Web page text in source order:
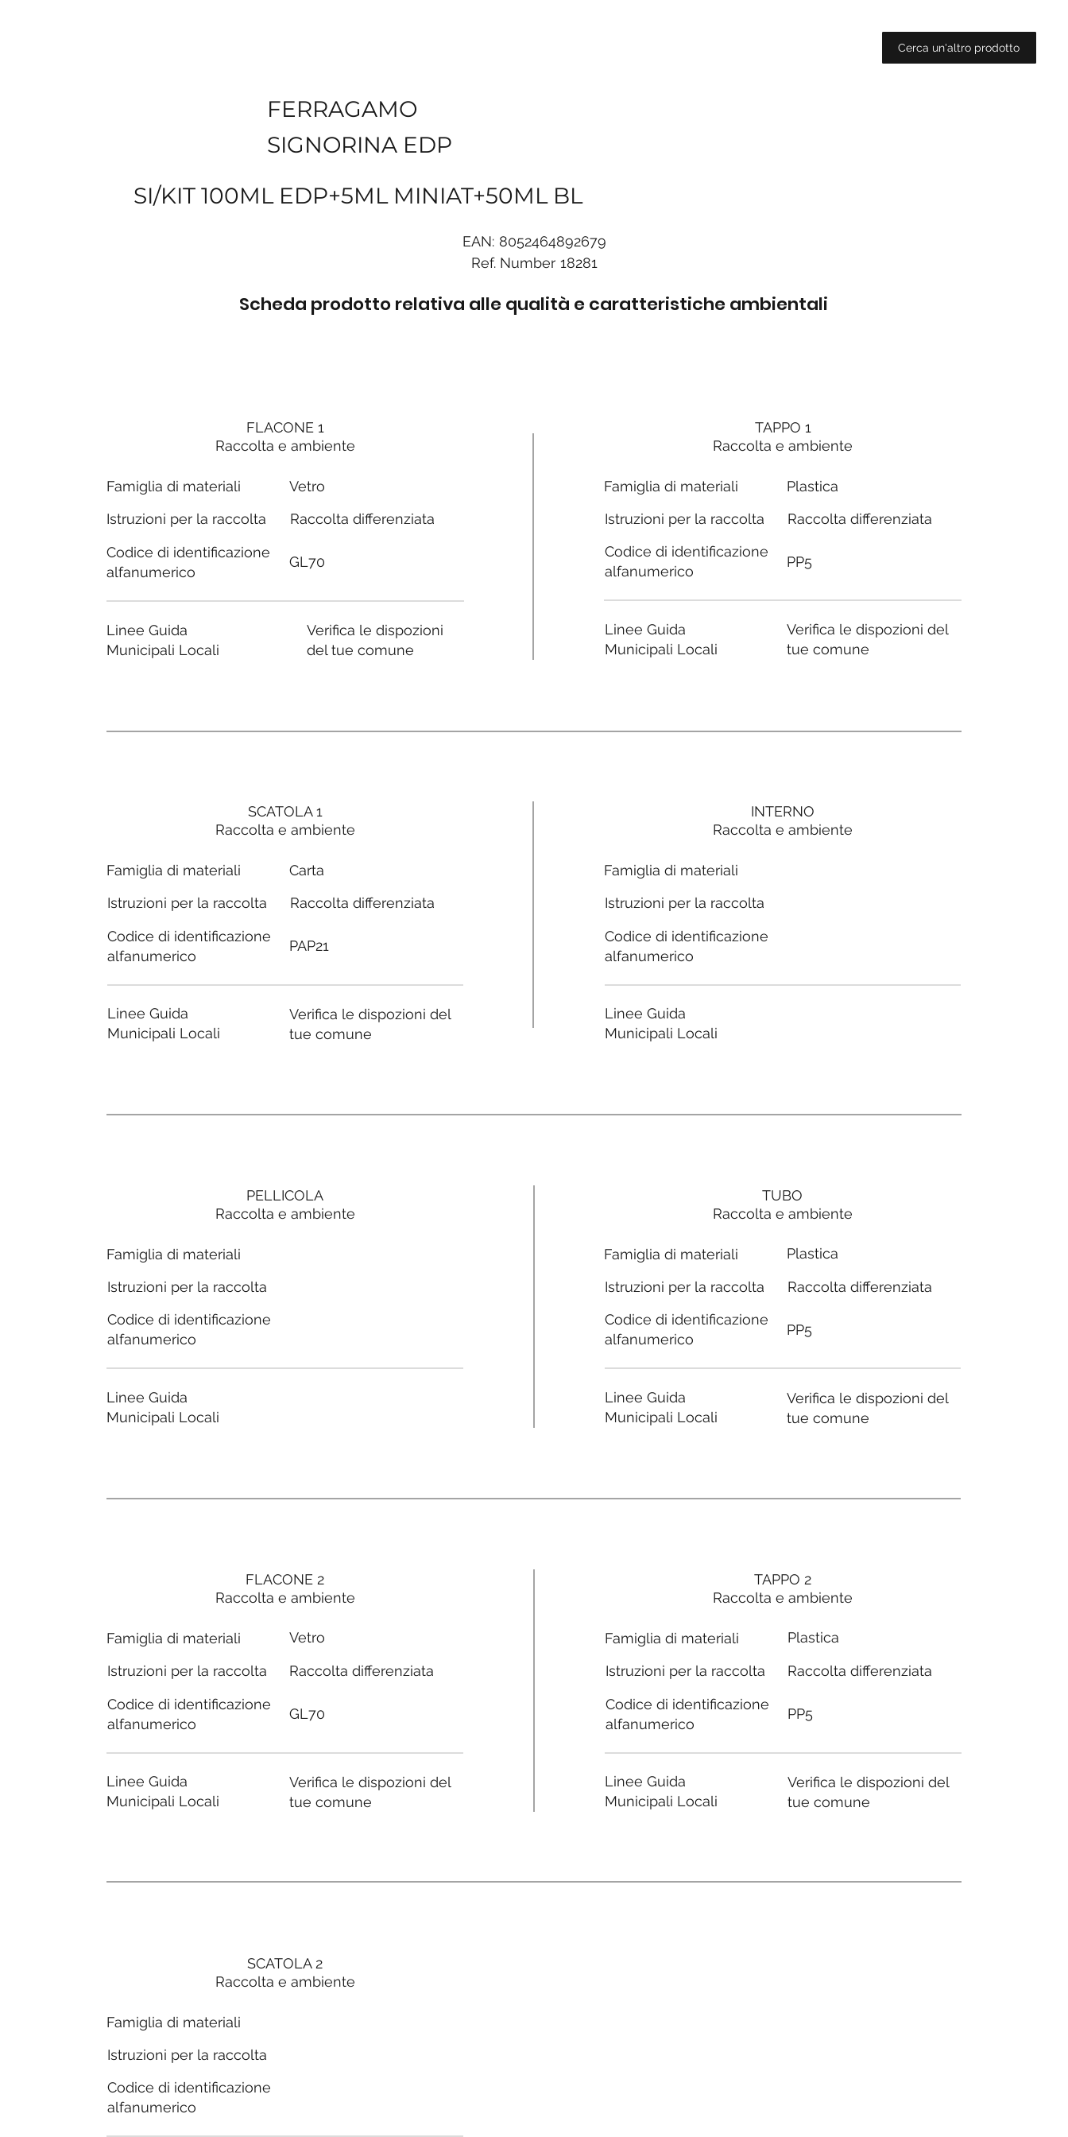
Cerca un'altro prodotto
FERRAGAMO
SIGNORINA EDP
SI/KIT 100ML EDP+5ML MINIAT+50ML BL
EAN: 8052464892679
Ref. Number 18281
Scheda prodotto relativa alle qualità e caratteristiche ambientali
FLACONE 1
Raccolta e ambiente
Famiglia di materiali
Istruzioni per la raccolta
Codice di identificazione
alfanumerico
Linee Guida
Municipali Locali
Vetro
Raccolta differenziata
GL70
Verifica le dispozioni
del tue comune
SCATOLA 1
Raccolta e ambiente
Famiglia di materiali
Istruzioni per la raccolta
Codice di identificazione
alfanumerico
Linee Guida
Municipali Locali
Carta
Raccolta differenziata
PAP21
Verifica le dispozioni del
tue comune
PELLICOLA
Raccolta e ambiente
Famiglia di materiali
Istruzioni per la raccolta
Codice di identificazione
alfanumerico
Linee Guida
Municipali Locali
FLACONE 2
Raccolta e ambiente
Famiglia di materiali
Istruzioni per la raccolta
Codice di identificazione
alfanumerico
Linee Guida
Municipali Locali
Vetro
Raccolta differenziata
GL70
Verifica le dispozioni del
tue comune
SCATOLA 2
Raccolta e ambiente
Famiglia di materiali
Istruzioni per la raccolta
Codice di identificazione
alfanumerico
TAPPO 1
Raccolta e ambiente
Famiglia di materiali
Istruzioni per la raccolta
Codice di identificazione
alfanumerico
Linee Guida
Municipali Locali
Plastica
Raccolta differenziata
PP5
Verifica le dispozioni del
tue comune
INTERNO
Raccolta e ambiente
Famiglia di materiali
Istruzioni per la raccolta
Codice di identificazione
alfanumerico
Linee Guida
Municipali Locali
TUBO
Raccolta e ambiente
Famiglia di materiali
Istruzioni per la raccolta
Codice di identificazione
alfanumerico
Linee Guida
Municipali Locali
Plastica
Raccolta differenziata
PP5
Verifica le dispozioni del
tue comune
TAPPO 2
Raccolta e ambiente
Famiglia di materiali
Istruzioni per la raccolta
Codice di identificazione
alfanumerico
Linee Guida
Municipali Locali
Plastica
Raccolta differenziata
PP5
Verifica le dispozioni del
tue comune